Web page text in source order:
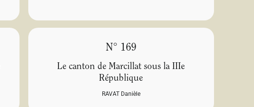
N° 169
Le canton de Marcillat sous la IIIe
République
RAVAT Danièle